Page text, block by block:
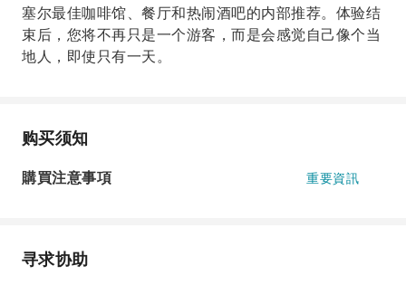
塞尔最佳咖啡馆、餐厅和热闹酒吧的内部推荐。体验结
束后，您将不再只是一个游客，而是会感觉自己像个当
地人，即使只有一天。
购买须知
購買注意事項 重要資訊
寻求协助